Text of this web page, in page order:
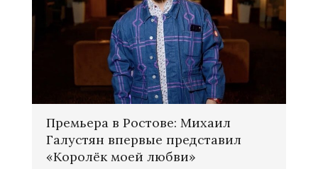
Премьера в Ростове: Михаил
Галустян впервые представил
«Королёк моей любви»